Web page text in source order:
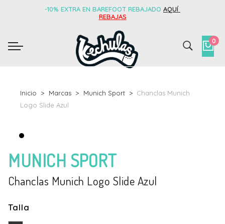
-10% EXTRA EN BAREFOOT REBAJADO AQUÍ
REBAJAS
0
Inicio Marcas Munich Sport
Chanclas Munich
Logo Slide Azul
MUNICH SPORT
Chanclas Munich Logo Slide Azul
Talla